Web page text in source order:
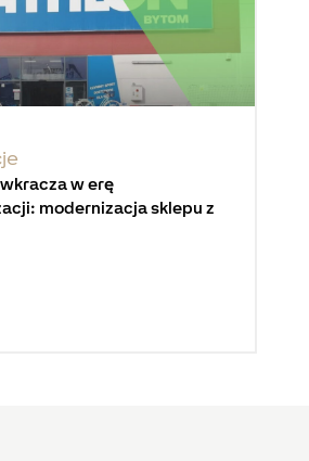
w erę
modernizacja sklepu z